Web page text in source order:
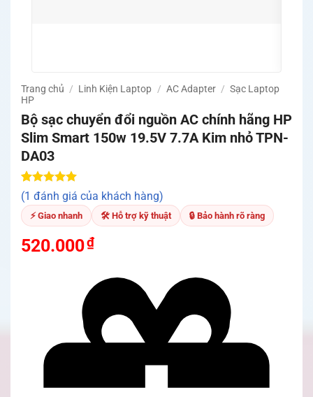
Trang chủ / Linh Kiện Laptop / AC Adapter / Sạc Laptop
HP
Bộ sạc chuyển đổi nguồn AC chính hãng HP
Slim Smart 150w 19.5V 7.7A Kim nhỏ TPN-
DA03
5.00trên 5
dựa trên
1
đánh giá
(1 đánh giá của khách hàng)
⚡ Giao nhanh 🛠 Hỗ trợ kỹ thuật 🔒 Bảo hành rõ ràng
520.000₫